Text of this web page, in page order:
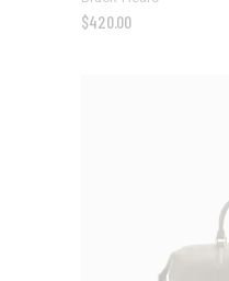
$420.00